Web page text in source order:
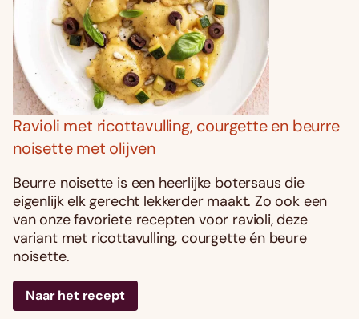
Ravioli met ricottavulling, courgette en beurre
noisette met olijven
Beurre noisette is een heerlijke botersaus die
eigenlijk elk gerecht lekkerder maakt. Zo ook een
van onze favoriete recepten voor ravioli, deze
variant met ricottavulling, courgette én beure
noisette.
Naar het recept